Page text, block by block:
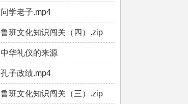
问学老子.mp4
鲁班文化知识闯关（四）.zip
中华礼仪的来源
孔子政绩.mp4
鲁班文化知识闯关（三）.zip